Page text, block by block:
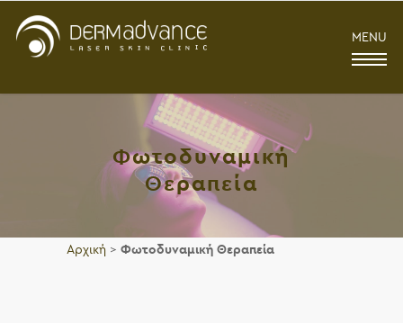
MENU
Φωτοδυναμική
Θεραπεία
Αρχική > Φωτοδυναμική Θεραπεία